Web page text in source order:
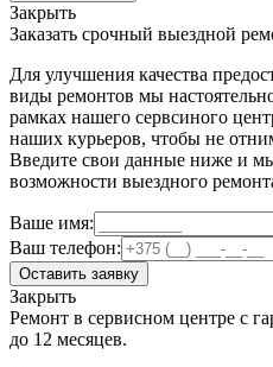
Закрыть
Заказать срочный выездной
Для улучшения качества
виды ремонтов мы
рамках нашего сервсиного
наших курьеров, чтобы не
Введите свои данные ниже и
возможности выездного
Ваше имя:
Ваш телефон:
Оставить заявку
Закрыть
Ремонт в сервисном центре с
до 12 месяцев.